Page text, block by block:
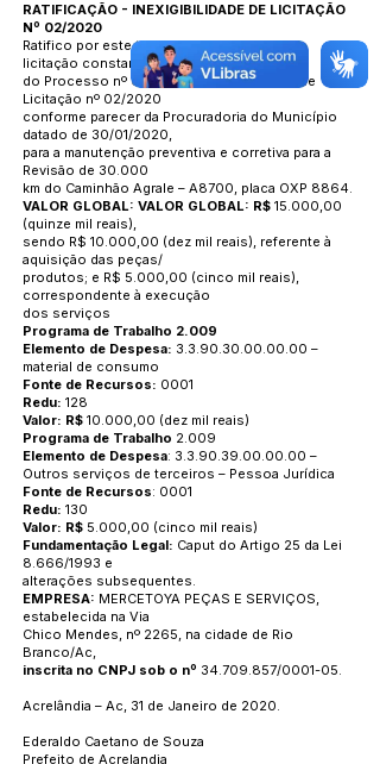
RATIFICAÇÃO - INEXIGIBILIDADE DE LICITAÇÃO
Nº 02/2020
Ratifico por este termo, a Inexigibilidade de
licitação constante
do Processo nº 010/2020, Inexigibilidade de
Licitação nº 02/2020
conforme parecer da Procuradoria do Município
datado de 30/01/2020,
para a manutenção preventiva e corretiva para a
Revisão de 30.000
km do Caminhão Agrale – A8700, placa OXP 8864.
VALOR GLOBAL: VALOR GLOBAL: R$ 15.000,00
(quinze mil reais),
sendo R$ 10.000,00 (dez mil reais), referente à
aquisição das peças/
produtos; e R$ 5.000,00 (cinco mil reais),
correspondente à execução
dos serviços
Programa de Trabalho 2.009
Elemento de Despesa: 3.3.90.30.00.00.00 –
material de consumo
Fonte de Recursos: 0001
Redu: 128
Valor: R$ 10.000,00 (dez mil reais)
Programa de Trabalho 2.009
Elemento de Despesa: 3.3.90.39.00.00.00 –
Outros serviços de terceiros – Pessoa Jurídica
Fonte de Recursos: 0001
Redu: 130
Valor: R$ 5.000,00 (cinco mil reais)
Fundamentação Legal: Caput do Artigo 25 da Lei
8.666/1993 e
alterações subsequentes.
EMPRESA: MERCETOYA PEÇAS E SERVIÇOS,
estabelecida na Via
Chico Mendes, nº 2265, na cidade de Rio
Branco/Ac,
inscrita no CNPJ sob o nº 34.709.857/0001-05.
Acrelândia – Ac, 31 de Janeiro de 2020.
Ederaldo Caetano de Souza
Prefeito de Acrelandia